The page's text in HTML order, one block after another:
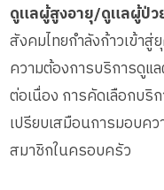
ดูแลผู้สูงอายุ/ดูแลผู้ป่ว
สังคมไทยกำลังก้าวเข้า
ความต้องการบริการดูแ
ต่อเนื่อง การคัดเลือกบริ
เปรียบเสมือนการมอบค
สมาชิกในครอบครัว